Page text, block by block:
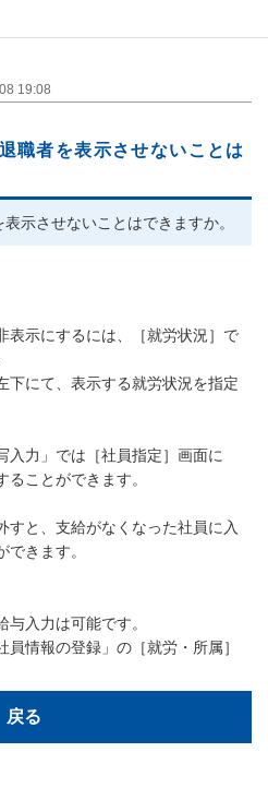
19:08
職者を表示させないことは
示させないことはできますか。
表示にするには、［就労状況］で
下にて、表示する就労状況を指定
入力」では［社員指定］画面に
ことができます。
すと、支給がなくなった社員に入
きます。
入力は可能です。
情報の登録」の［就労・所属］
戻る